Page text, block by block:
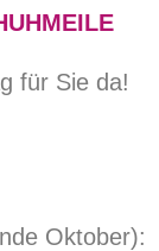
für Sie da!
Oktober):